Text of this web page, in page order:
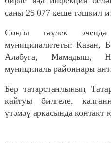
саны 25 077 кеше тәшкил
Соңгы тәүлек эчендә
муниципалитеты: Казан,
Алабуга, Мамадыш,
муниципаль районнары
Бер татарстанлының
кайтуы билгеле,
үтәмәү аркасында контакт